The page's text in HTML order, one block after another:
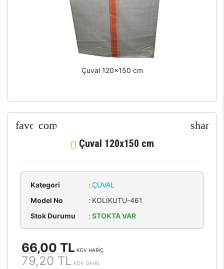
Çuval 120x150 cm
Çuval 120x150 cm
Kategori : ÇUVAL
Model No
: KOLİKUTU-461
Stok Durumu
: STOKTA VAR
66,00 TL KDV HARİÇ
79,20 TL KDV DAHİL